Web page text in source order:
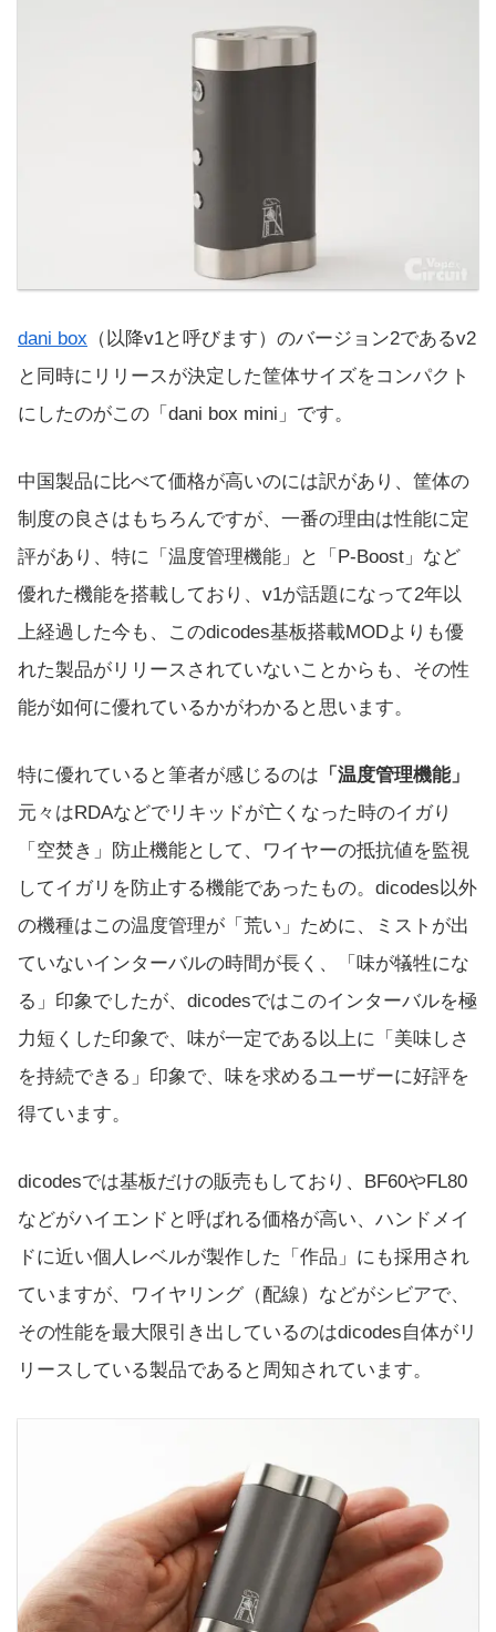
dani box （以降v1と呼びます）のバージョン2であるv2
と同時にリリースが決定した筐体サイズをコンパクト
にしたのがこの「dani box mini」です。
中国製品に比べて価格が高いのには訳があり、筐体の
制度の良さはもちろんですが、一番の理由は性能に定
評があり、特に「温度管理機能」と「P-Boost」など
優れた機能を搭載しており、v1が話題になって2年以
上経過した今も、このdicodes基板搭載MODよりも優
れた製品がリリースされていないことからも、その性
能が如何に優れているかがわかると思います。
特に優れていると筆者が感じるのは 「温度管理機能」
元々はRDAなどでリキッドが亡くなった時のイガり
「空焚き」防止機能として、ワイヤーの抵抗値を監視
してイガリを防止する機能であったもの。dicodes以外
の機種はこの温度管理が「荒い」ために、ミストが出
ていないインターバルの時間が長く、「味が犠牲にな
る」印象でしたが、dicodesではこのインターバルを極
力短くした印象で、味が一定である以上に「美味しさ
を持続できる」印象で、味を求めるユーザーに好評を
得ています。
dicodesでは基板だけの販売もしており、BF60やFL80
などがハイエンドと呼ばれる価格が高い、ハンドメイ
ドに近い個人レベルが製作した「作品」にも採用され
ていますが、ワイヤリング（配線）などがシビアで、
その性能を最大限引き出しているのはdicodes自体がリ
リースしている製品であると周知されています。